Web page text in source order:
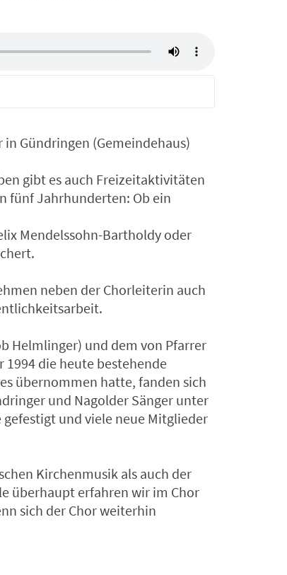
Gündringen (Gemeindehaus)
gibt es auch Freizeitaktivitäten
fünf Jahrhunderten: Ob ein
Mendelssohn-Bartholdy oder
neben der Chorleiterin auch
Helmlinger) und dem von Pfarrer
1994 die heute bestehende
übernommen hatte, fanden sich
und Nagolder Sänger unter
und viele neue Mitglieder
Kirchenmusik als auch der
überhaupt erfahren wir im Chor
sich der Chor weiterhin